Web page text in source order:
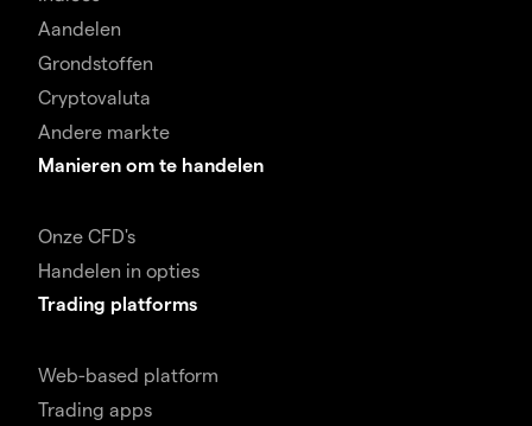
Aandelen
Grondstoffen
Cryptovaluta
Andere markte
Manieren om te handelen
Onze CFD's
Handelen in opties
Trading platforms
Web-based platform
Trading apps